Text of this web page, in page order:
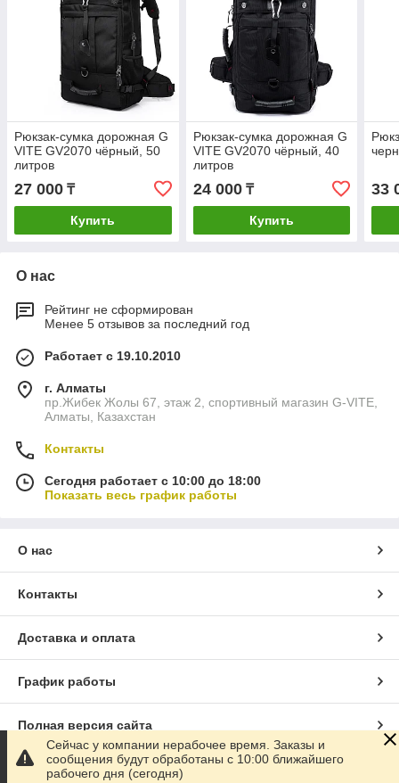
Рюкзак-сумка дорожная G
VITE GV2070 чёрный, 50
литров
27 000 ₸
Купить
Рюкзак-сумка дорожная G
VITE GV2070 чёрный, 40
литров
24 000₸
Купить
33
О нас
Рейтинг не сформирован
Менее 5 отзывов за последний год
Работает с 19.10.2010
г. Алматы
пр.Жибек Жолы 67, этаж 2, спортивный магазин G-VITE,
Алматы, Казахстан
Контакты
Сегодня работает с 10:00 до 18:00
Показать весь график работы
О нас
Контакты
Доставка и оплата
График работы
Полная версия сайта
Сайт создан на маркетплейсе
Сейчас у компании нерабочее время. Заказы и
сообщения будут обработаны с 10:00 ближайшего
рабочего дня (сегодня)